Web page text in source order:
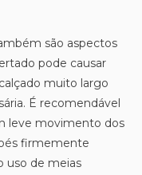
são aspectos
pode causar
muito largo
É recomendável
leve movimento dos
firmemente
uso de meias